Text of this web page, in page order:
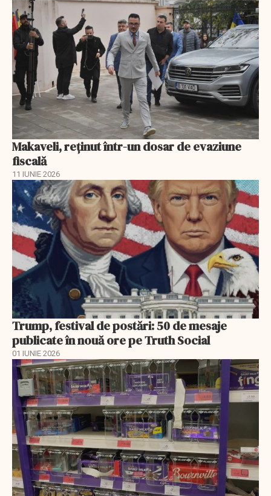
Makaveli, reţinut într-un dosar de evaziune
fiscală
11 IUNIE 2026
Trump, festival de postări: 50 de mesaje
publicate în nouă ore pe Truth Social
01 IUNIE 2026